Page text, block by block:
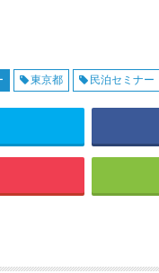
東京都 民泊セミナー